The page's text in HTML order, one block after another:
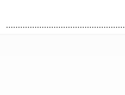
..................................................